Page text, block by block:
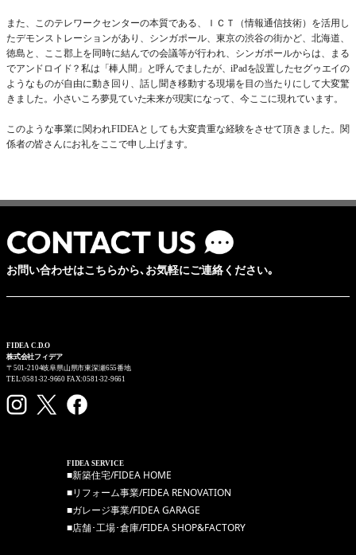
また、このテレワークセンターの本質である、ＩＣＴ（情報通信技術）を活用し
たデモンストレーションがあり、シンガポール、東京の渋谷の街かど、北海道、
徳島と、ここ郡上を同時に結んでの会議等が行われ、シンガポールからは、まる
でアンドロイド？私は「棒人間」と呼んでましたが、iPadを設置したセグゥエイの
ようなものが自由に動き回り、話し聞き移動する現場を目の当たりにして大変驚
きました。小さいころ夢見ていた未来が現実になって、今ここに現れています。
このような事業に関われFIDEAとしても大変貴重な経験をさせて頂きました。関
係者の皆さんにお礼をここで申し上げます。
お問い合わせはこちらから､お気軽にご連絡ください｡
FIDEA C.D.O
株式会社フィデア
〒501-2104岐阜県山県市東深瀬655番地
TEL:0581-32-9660 FAX:0581-32-9661
FIDEA SERVICE
■新築住宅/FIDEA HOME
■リフォーム事業/FIDEA RENOVATION
■ガレージ事業/FIDEA GARAGE
■店舗･工場･倉庫/FIDEA SHOP&FACTORY